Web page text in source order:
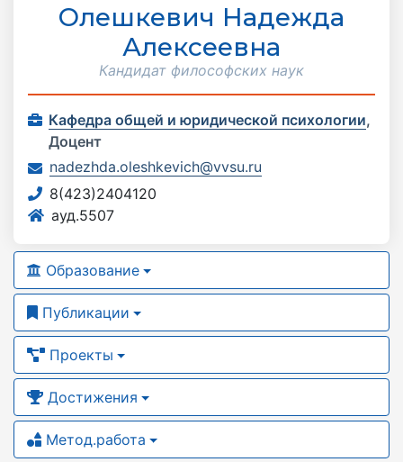
Олешкевич Надежда
Алексеевна
Кандидат философских наук
Кафедра общей и юридической психологии,
Доцент
nadezhda.oleshkevich@vvsu.ru
8(423)2404120
ауд.5507
Образование
Публикации
Проекты
Достижения
Метод.работа